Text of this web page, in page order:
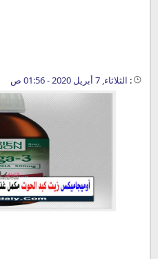
: الثلاثاء, 7 أبريل 2020 - 01:56 ص